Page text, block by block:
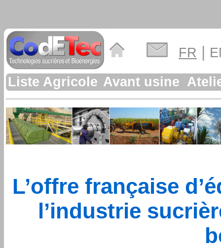
FR |
Liste Agricole Avant usine
L’offre française
l’industrie